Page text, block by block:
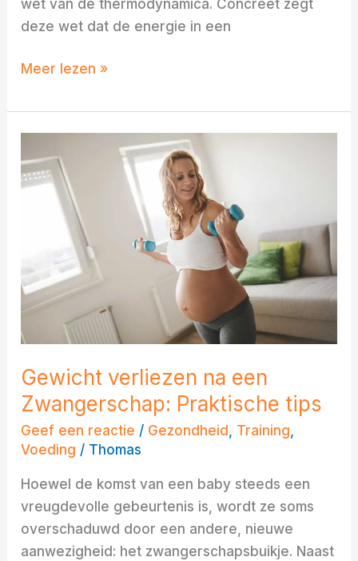
wet van de thermodynamica. Concreet zegt
deze wet dat de energie in een
Meer lezen »
Gewicht verliezen na een
Zwangerschap: Praktische tips
Geef een reactie / Gezondheid , Training,
Voeding / Thomas
Hoewel de komst van een baby steeds een
vreugdevolle gebeurtenis is, wordt ze soms
overschaduwd door een andere, nieuwe
aanwezigheid: het zwangerschapsbuikje. Naast
verliezen
na
Zwangerschap:
Praktische
tips